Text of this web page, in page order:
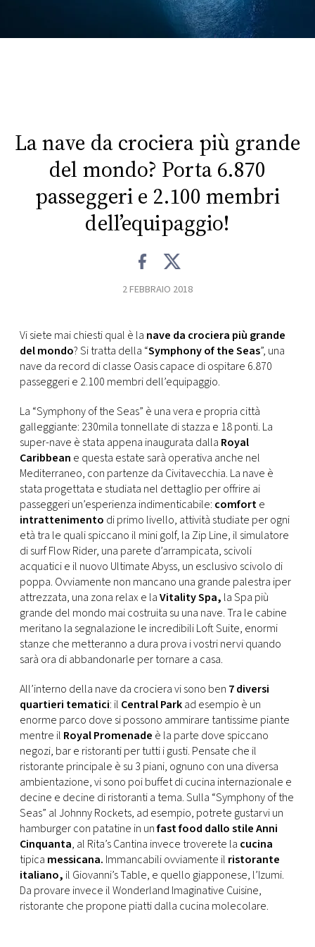
VIDEO
TV
PRINCIPATO
La nave da crociera più grande
del mondo? Porta 6.870
passeggeri e 2.100 membri
dell’equipaggio!
2 FEBBRAIO 2018
Vi siete mai chiesti qual è la nave da crociera più grande
del mondo? Si tratta della “Symphony of the Seas”, una
nave da record di classe Oasis capace di ospitare 6.870
passeggeri e 2.100 membri dell’equipaggio.
La “Symphony of the Seas” è una vera e propria città
galleggiante: 230mila tonnellate di stazza e 18 ponti. La
super-nave è stata appena inaugurata dalla Royal
Caribbean e questa estate sarà operativa anche nel
Mediterraneo, con partenze da Civitavecchia. La nave è
stata progettata e studiata nel dettaglio per offrire ai
passeggeri un’esperienza indimenticabile: comforte
intrattenimento di primo livello, attività studiate per ogni
età tra le quali spiccano il mini golf, la Zip Line, il simulatore
di surf Flow Rider, una parete d’arrampicata, scivoli
acquatici e il nuovo Ultimate Abyss, un esclusivo scivolo di
poppa. Ovviamente non mancano una grande palestra iper
attrezzata, una zona relax e laVitality Spa, la Spa più
grande del mondo mai costruita su una nave. Tra le cabine
meritano la segnalazione le incredibili Loft Suite, enormi
stanze che metteranno a dura prova i vostri nervi quando
sarà ora di abbandonarle per tornare a casa.
All’interno della nave da crociera vi sono ben 7 diversi
quartieri tematici: il CentralParkad esempio è un
enorme parco dove si possono ammirare tantissime piante
mentre il Royal Promenade è la parte dove spiccano
negozi, bar e ristoranti per tutti i gusti. Pensate che il
ristorante principale è su 3 piani, ognuno con una diversa
ambientazione, vi sono poi buffet di cucina internazionale e
decine e decine di ristoranti a tema. Sulla “Symphony of the
Seas” al Johnny Rockets, ad esempio, potrete gustarvi un
hamburger con patatine in unfast food dallo stile Anni
Cinquanta, al Rita’s Cantina invece troverete la cucina
tipica messicana. Immancabili ovviamente il ristorante
italiano, il Giovanni’s Table, e quello giapponese, l’Izumi.
Da provare invece il Wonderland Imaginative Cuisine,
ristorante che propone piatti dalla cucina molecolare.